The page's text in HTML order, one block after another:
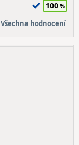
100
Všechna hodnocení